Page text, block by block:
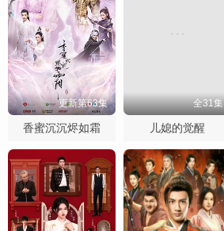
更新第63集
香蜜沉沉烬如霜
全31集
儿媳的觉醒